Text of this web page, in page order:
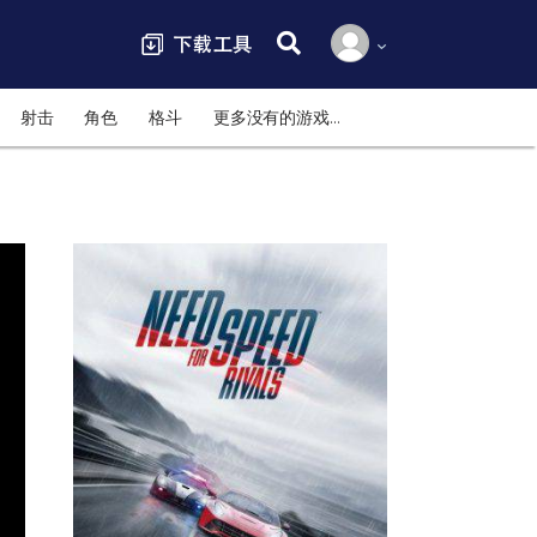
搜索:
射击 角色 格斗 更多没有的游戏…